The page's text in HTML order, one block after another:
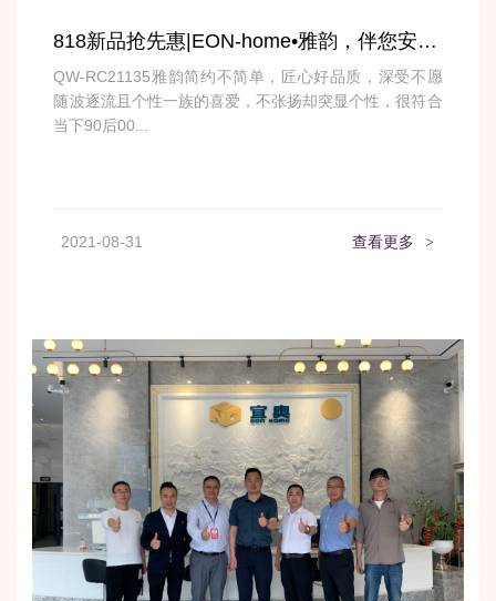
818新品抢先惠|EON-home•雅韵，伴您安然入睡
QW-RC21135雅韵简约不简单，匠心好品质，深受不愿
随波逐流且个性一族的喜爱，不张扬却突显个性，很符合
当下90后00...
2021-08-31 查看更多 >